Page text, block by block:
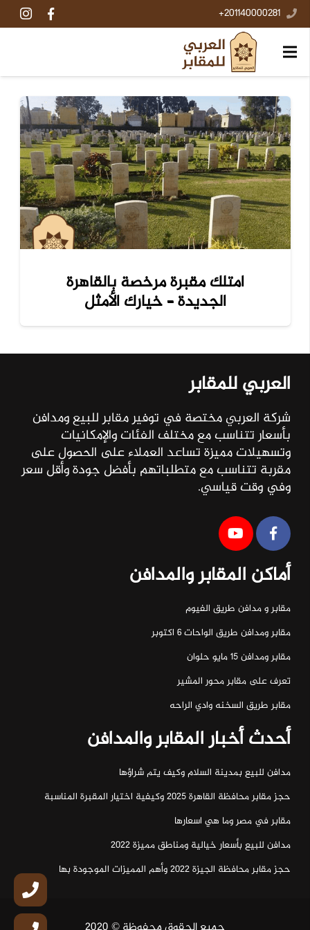
201140000281+
امتلك مقبرة مرخصة بالقاهرة
الجديدة – خيارك الأمثل
العربي للمقابر
شركة العربي مختصة في توفير مقابر للبيع ومدافن
بأسعار تتناسب مع مختلف الفئات والإمكانيات
وتسهيلات مميزة تساعد العملاء على الحصول على
مقربة تتناسب مع متطلباتهم بأفضل جودة وأقل سعر
وفي وقت قياسي.
أماكن المقابر والمدافن
مقابر و مدافن طريق الفيوم
مقابر ومدافن طريق الواحات ٦ اكتوبر
مقابر ومدافن ١٥ مايو حلوان
تعرف على مقابر محور المشير
مقابر طريق السخنه وادي الراحه
أحدث أخبار المقابر والمدافن
مدافن للبيع بمدينة السلام وكيف يتم شراؤها
حجز مقابر محافظة القاهرة 2025 وكيفية اختيار المقبرة المناسبة
مقابر في مصر وما هي اسعارها
مدافن للبيع بأسعار خيالية ومناطق مميزة 2022
حجز مقابر محافظة الجيزة 2022 وأهم المميزات الموجودة بها